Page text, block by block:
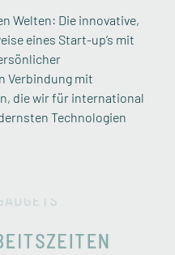
Welten: Die innovative,
eines Start-up‘s mit
Verbindung mit
die wir für international
Technologien